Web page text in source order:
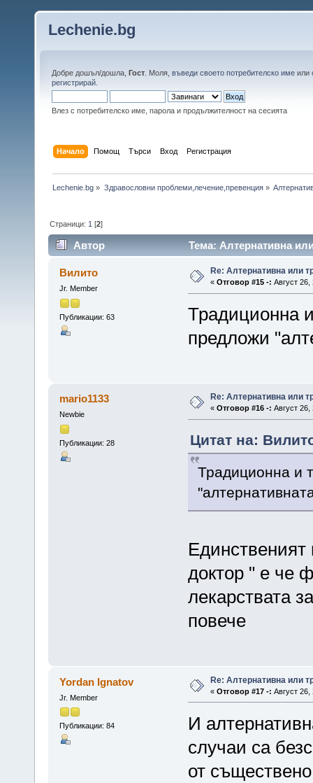
Lechenie.bg
Добре дошъл/дошла, Гост . Моля, въведи своето потребителско име или
регистрирай
Влез с потребителско име, парола и продължителност на сесията
Начало Помощ Търси Вход Регистрация
Lechenie.bg » Здравословни проблеми,лечение,превенция»
Страници: 1 [2]
Автор Тема: Алтернативна
Вилито
Jr. Member
Публикации: 63
Re: Алтернативна или
« Отговор #15 -: Август
Традиционна
предложи
mario1133
Newbie
Публикации: 28
Re: Алтернативна или
« Отговор #16 -: Август 26,
Цитат на:
Традиционна и
доктор " е че
лекарствата
повече
Yordan Ignatov
Jr. Member
Публикации: 84
Re: Алтернативна или
« Отговор #17 -: Август
И
случаи са
от